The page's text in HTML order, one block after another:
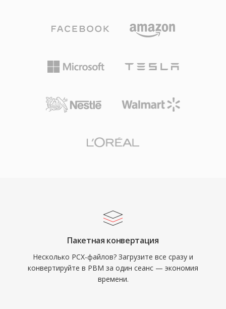
Пакетная конвертация
Несколько PCX-файлов? Загрузите все сразу и
конвертируйте в PBM за один сеанс — экономия
времени.